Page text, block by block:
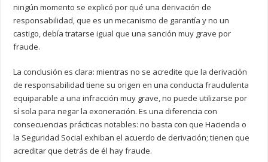
ningún momento se explicó por qué una derivación de
responsabilidad, que es un mecanismo de garantía y no un
castigo, debía tratarse igual que una sanción muy grave por
fraude.
La conclusión es clara: mientras no se acredite que la derivación
de responsabilidad tiene su origen en una conducta fraudulenta
equiparable a una infracción muy grave, no puede utilizarse por
sí sola para negar la exoneración. Es una diferencia con
consecuencias prácticas notables: no basta con que Hacienda o
la Seguridad Social exhiban el acuerdo de derivación; tienen que
acreditar que detrás de él hay fraude.